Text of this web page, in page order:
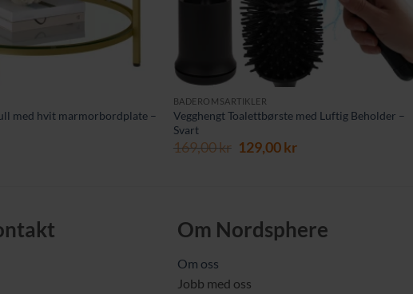
med hvit marmorbordplate –
BADEROMSARTIKLER
Vegghengt Toalettbørste med Luftig Beholder –
Svart
169,00kr Opprinnelig
129,00krNåværende
Om Nordsphere
Om oss
Jobb med oss